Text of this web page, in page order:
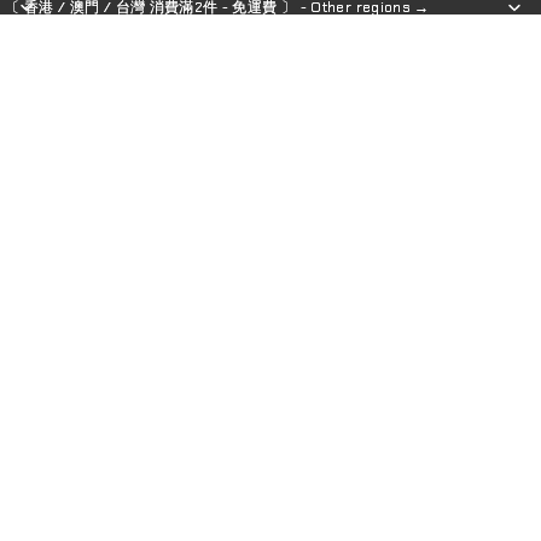
〔 香港 / 澳門 / 台灣 消費滿2件 - 免運費 〕 - Other regions →
〔 香港 / 澳門 / 台灣 消費滿2件 - 免運費 〕 - Other regions →